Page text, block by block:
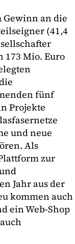
Gewinn an die
(41,4
Mio. Euro
fünf
Projekte
und neue
Als
zur
Jahr aus der
kommen auch
ein Web-Shop